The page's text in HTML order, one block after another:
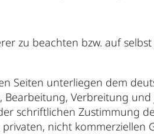
zu beachten bzw. auf
Seiten unterliegen dem
Bearbeitung, Verbreitung
schriftlichen Zustimmung
nicht kommerziellen